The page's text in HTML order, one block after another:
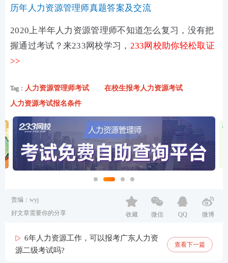
历年人力资源管理师真题答案及交流
2020上半年人力资源管理师不知道怎么复习，没有把
握通过考试？来233网校学习， 233网校助你轻松取证
>>
Tag： 人力资源管理师考试
在校生报考人力资源考试
人力资源考试报名条件
责编：wyj
好文章需要你的分享
收藏 微信 QQ 微博
6年人力资源工作，可以报考广东人力资
源二级考试吗?
查看下一篇